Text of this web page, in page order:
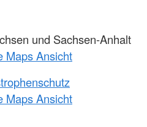
und Sachsen-Anhalt
Maps Ansicht
Maps Ansicht